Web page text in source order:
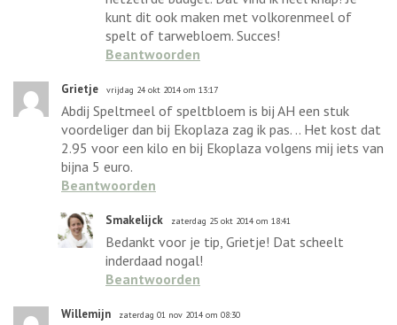
kunt dit ook maken met volkorenmeel of
spelt of tarwebloem. Succes!
Beantwoorden
Grietje vrijdag 24 okt 2014 om 13:17
Abdij Speltmeel of speltbloem is bij AH een stuk
voordeliger dan bij Ekoplaza zag ik pas. .. Het kost dat
2.95 voor een kilo en bij Ekoplaza volgens mij iets van
bijna 5 euro.
Beantwoorden
Smakelijck zaterdag 25 okt 2014 om 18:41
Bedankt voor je tip, Grietje! Dat scheelt
inderdaad nogal!
Beantwoorden
Willemijn zaterdag 01 nov 2014 om 08:30